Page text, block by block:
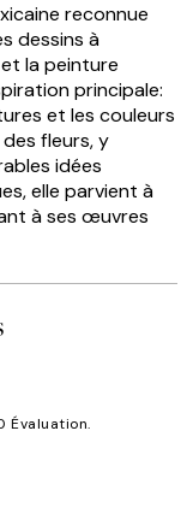
reconnue
dessins à
la peinture
principale:
et les couleurs
fleurs, y
idées
elle parvient à
à ses œuvres
Évaluation.